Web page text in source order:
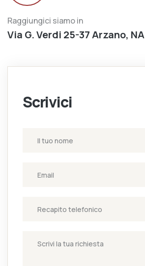
Raggiungici siamo in
Via G. Verdi 25-37 Arzano, NA
Scrivici